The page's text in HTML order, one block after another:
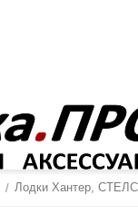
/ Лодки Хантер,